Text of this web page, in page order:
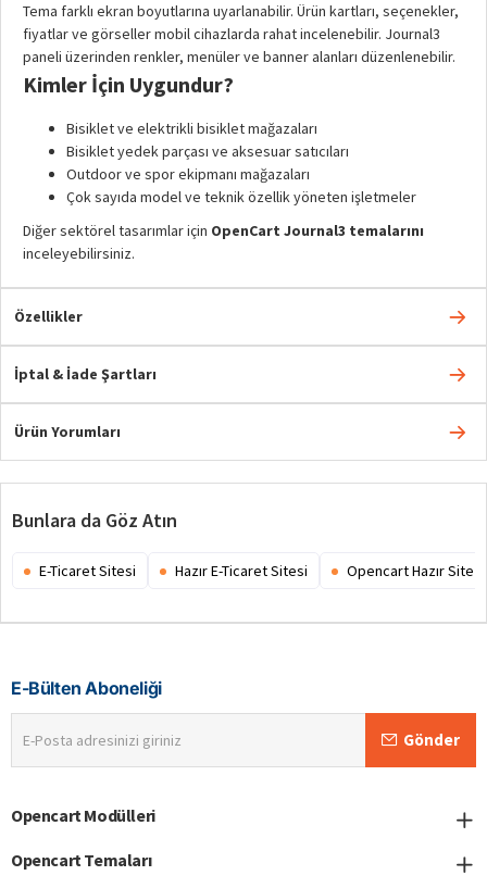
Tema farklı ekran boyutlarına uyarlanabilir. Ürün kartları, seçenekler,
fiyatlar ve görseller mobil cihazlarda rahat incelenebilir. Journal3
paneli üzerinden renkler, menüler ve banner alanları düzenlenebilir.
Kimler İçin Uygundur?
Bisiklet ve elektrikli bisiklet mağazaları
Bisiklet yedek parçası ve aksesuar satıcıları
Outdoor ve spor ekipmanı mağazaları
Çok sayıda model ve teknik özellik yöneten işletmeler
Diğer sektörel tasarımlar için OpenCart Journal3 temalarını
inceleyebilirsiniz.
Özellikler
İptal & İade Şartları
Ürün Yorumları
Bunlara da Göz Atın
E-Ticaret Sitesi Hazır E-Ticaret Sitesi Opencart Hazır Site
E-Bülten Aboneliği
Posta
adresinizi
Gönder
Opencart Modülleri
Opencart Temaları